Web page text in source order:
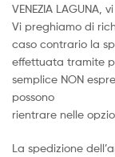
VENEZIA LAGUNA,
Vi preghiamo di
caso contrario la
effettuata tramite
semplice NON
possono
rientrare nelle
La spedizione